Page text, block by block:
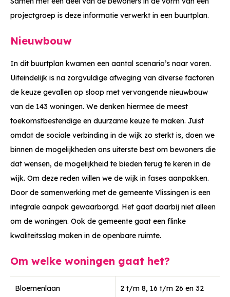
projectgroep is deze informatie verwerkt in een buurtplan.
Nieuwbouw
In dit buurtplan kwamen een aantal scenario’s naar voren.
Uiteindelijk is na zorgvuldige afweging van diverse factoren
de keuze gevallen op sloop met vervangende nieuwbouw
van de 143 woningen. We denken hiermee de meest
toekomstbestendige en duurzame keuze te maken. Juist
omdat de sociale verbinding in de wijk zo sterkt is, doen we
binnen de mogelijkheden ons uiterste best om bewoners die
dat wensen, de mogelijkheid te bieden terug te keren in de
wijk. Om deze reden willen we de wijk in fases aanpakken.
Door de samenwerking met de gemeente Vlissingen is een
integrale aanpak gewaarborgd. Het gaat daarbij niet alleen
om de woningen. Ook de gemeente gaat een flinke
kwaliteitsslag maken in de openbare ruimte.
Om welke woningen gaat het?
Bloemenlaan
2 t/m 8, 16 t/m 26 en 32